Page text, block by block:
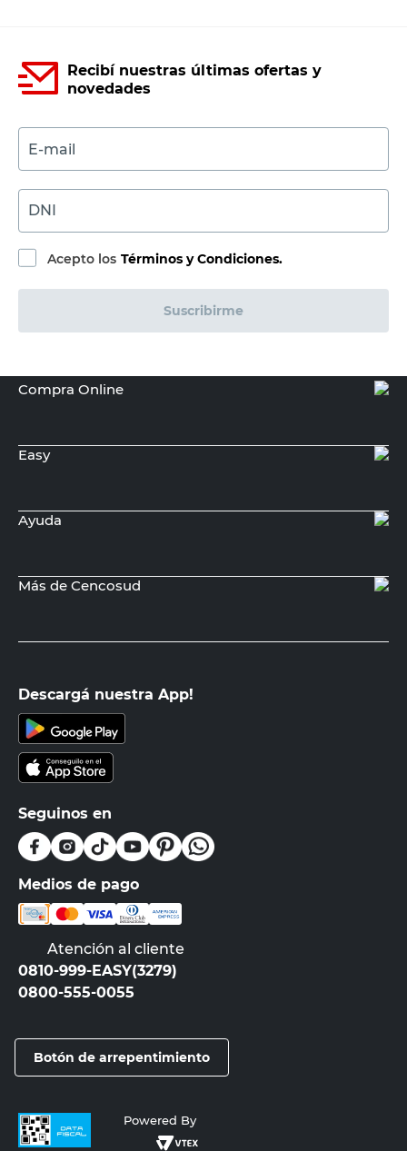
Recibí nuestras últimas ofertas y
novedades
E-mail
DNI
Acepto los Términos y Condiciones.
Suscribirme
Compra Online
Easy
Ayuda
Más de Cencosud
Descargá nuestra App!
Seguinos en
Medios de pago
Atención al cliente
0810-999-EASY(3279)
0800-555-0055
Botón de arrepentimiento
Powered By